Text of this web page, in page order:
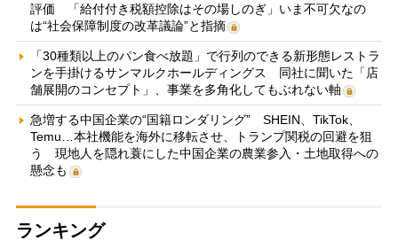
評価 「給付付き税額控除はその場しのぎ」いま不可欠なの
は“社会保障制度の改革議論”と指摘
「30種類以上のパン食べ放題」で行列のできる新形態レストラ
ンを手掛けるサンマルクホールディングス 同社に聞いた「店
舗展開のコンセプト」、事業を多角化してもぶれない軸
急増する中国企業の“国籍ロンダリング” SHEIN、TikTok、
Temu…本社機能を海外に移転させ、トランプ関税の回避を狙
う 現地人を隠れ蓑にした中国企業の農業参入・土地取得への
懸念も
ランキング